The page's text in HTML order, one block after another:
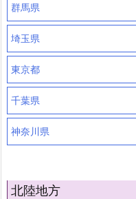
群馬県
埼玉県
東京都
千葉県
神奈川県
北陸地方